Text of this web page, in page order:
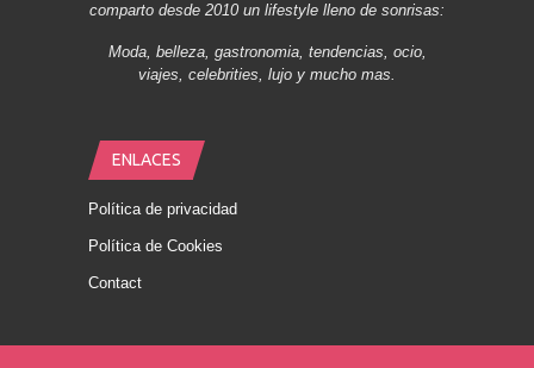
comparto desde 2010 un lifestyle lleno de sonrisas:
Moda, belleza, gastronomia, tendencias, ocio,
viajes, celebrities, lujo y mucho mas.
ENLACES
Política de privacidad
Política de Cookies
Contact